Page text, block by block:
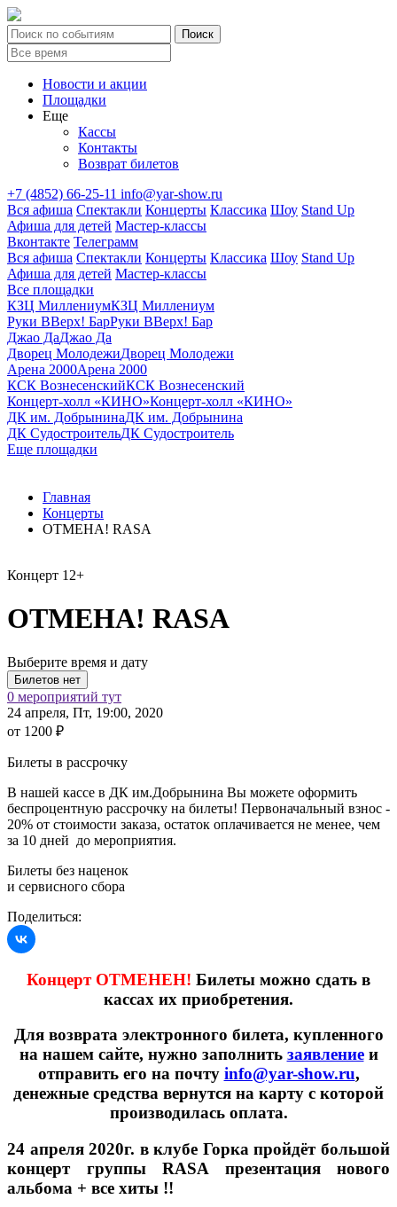
Новости и акции
Площадки
Еще
Кассы
Контакты
Возврат билетов
+7 (4852) 66-25-11 info@yar-show.ru
Вся афиша Спектакли Концерты Классика Шоу Stand Up
Афиша для детей Мастер-классы
Вконтакте Телеграмм
Вся афиша Спектакли Концерты Классика Шоу Stand Up
Афиша для детей Мастер-классы
Все площадки
КЗЦ МиллениумКЗЦ Миллениум
Руки ВВерх! БарРуки ВВерх! Бар
Джао ДаДжао Да
Дворец МолодежиДворец Молодежи
Арена 2000Арена 2000
КСК ВознесенскийКСК Вознесенский
Концерт-холл «КИНО»Концерт-холл «КИНО»
ДК им. ДобрынинаДК им. Добрынина
ДК СудостроительДК Судостроитель
Еще площадки
Главная
Концерты
ОТМЕНА! RASA
Концерт 12+
ОТМЕНА! RASA
Выберите время и дату
0 мероприятий тут
24 апреля, Пт, 19:00, 2020
от 1200 ₽
Билеты в рассрочку
В нашей кассе в ДК им.Добрынина Вы можете оформить
беспроцентную рассрочку на билеты! Первоначальный взнос -
20% от стоимости заказа, остаток оплачивается не менее, чем
за 10 дней до мероприятия.
Билеты без наценок
и сервисного сбора
Поделиться:
Концерт ОТМЕНЕН! Билеты можно сдать в
кассах их приобретения.
Для возврата электронного билета, купленного
на нашем сайте, нужно заполнить заявлениеи
отправить его на почту info@yar-show.ru,
денежные средства вернутся на карту с которой
производилась оплата.
24 апреля 2020г. в клубе Горка пройдёт большой
концерт группы RASA презентация нового
альбома + все хиты !!